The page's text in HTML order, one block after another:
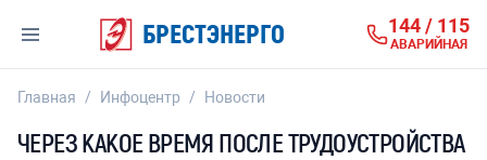
БРЕСТЭНЕРГО 144 / 115
АВАРИЙНАЯ
Главная / Инфоцентр / Новости
ЧЕРЕЗ КАКОЕ ВРЕМЯ ПОСЛЕ ТРУДОУСТРОЙСТВА